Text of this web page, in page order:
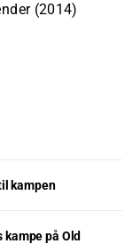
(2014)
kampen
på Old